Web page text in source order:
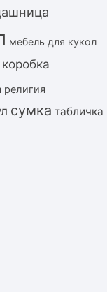
мебель для кукол
религия
сумка табличка